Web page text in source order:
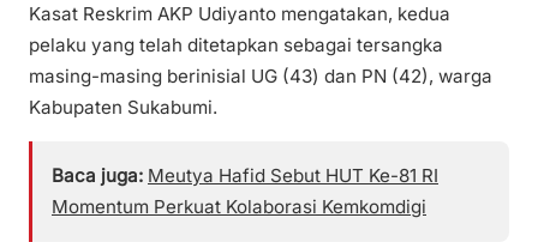
Kasat Reskrim AKP Udiyanto mengatakan, kedua
pelaku yang telah ditetapkan sebagai tersangka
masing-masing berinisial UG (43) dan PN (42), warga
Kabupaten Sukabumi.
Baca juga: Meutya Hafid Sebut HUT Ke-81 RI
Momentum Perkuat Kolaborasi Kemkomdigi